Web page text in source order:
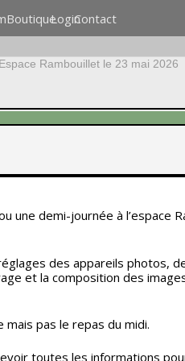
BoutiqueLoginContact
Rambouillet le 23 mai 2026
une demi-journée à l’espace
des appareils photos,
et la composition des
pas le repas du midi.
toutes les informations